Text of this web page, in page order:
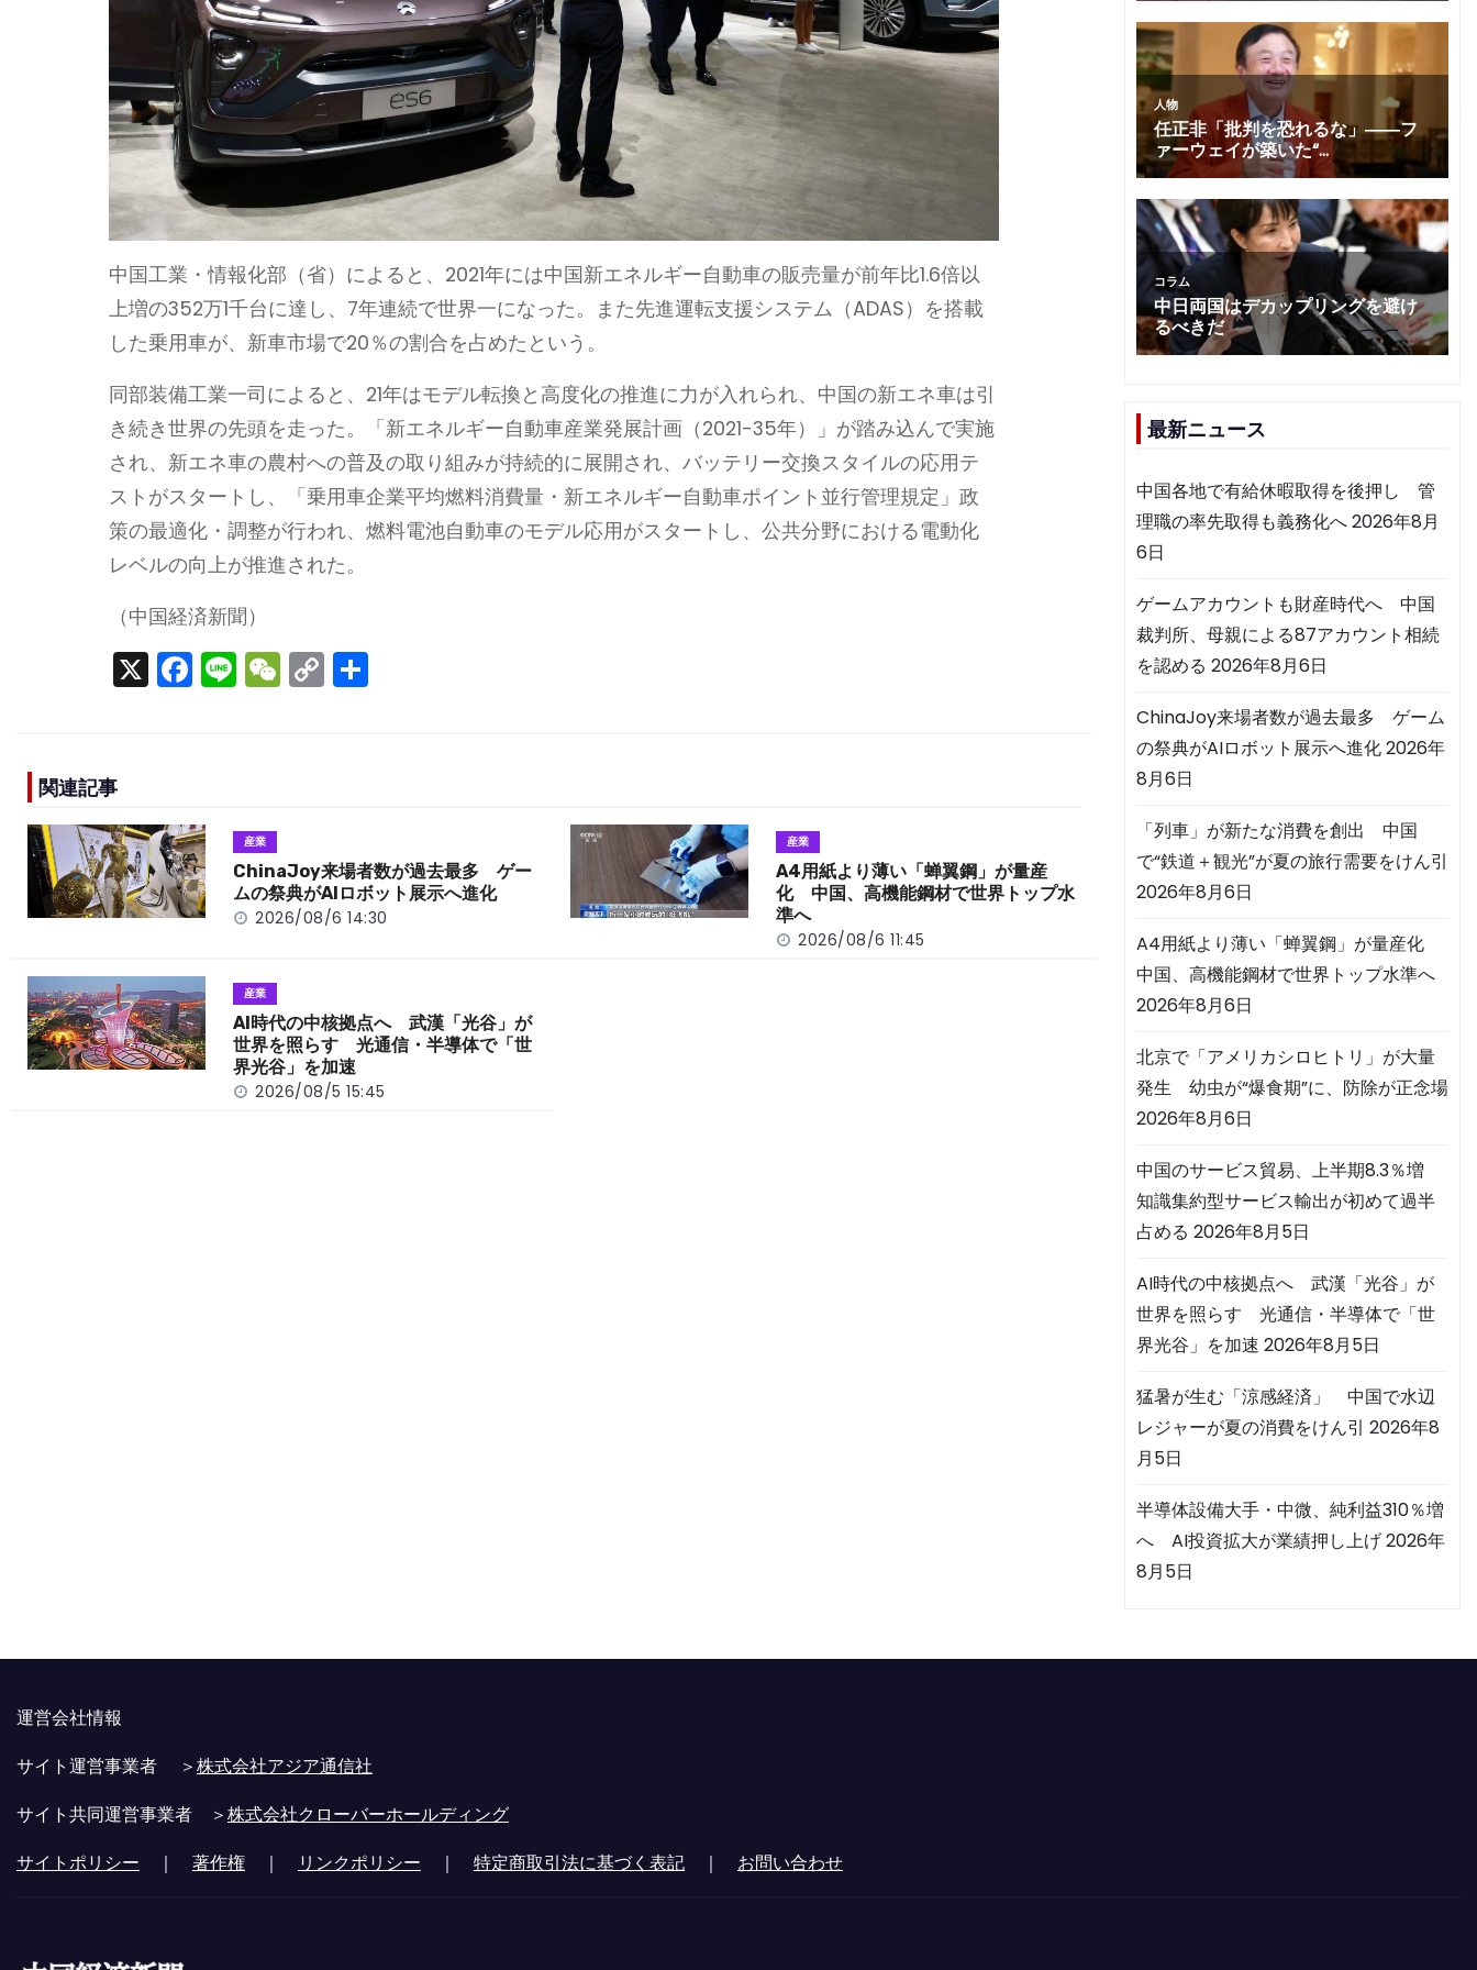
中国工業・情報化部（省）によると、2021年には中国新エネルギー自動車の販売量が前年比1.6倍以
上増の352万1千台に達し、7年連続で世界一になった。また先進運転支援システム（ADAS）を搭載
した乗用車が、新車市場で20％の割合を占めたという。
同部装備工業一司によると、21年はモデル転換と高度化の推進に力が入れられ、中国の新エネ車は引
き続き世界の先頭を走った。「新エネルギー自動車産業発展計画（2021-35年）」が踏み込んで実施
され、新エネ車の農村への普及の取り組みが持続的に展開され、バッテリー交換スタイルの応用テ
ストがスタートし、「乗用車企業平均燃料消費量・新エネルギー自動車ポイント並行管理規定」政
策の最適化・調整が行われ、燃料電池自動車のモデル応用がスタートし、公共分野における電動化
レベルの向上が推進された。
（中国経済新聞）
X F
a
o
o
k
Li
n
W
e
C
o
k
関連記事
産業
ChinaJoy来場者数が過去最多 ゲー
ムの祭典がAIロボット展示へ進化
2026/08/6 14:30
産業
A4用紙より薄い「蝉翼鋼」が量産
化 中国、高機能鋼材で世界トップ水
準へ
2026/08/6 11:45
産業
AI時代の中核拠点へ 武漢「光谷」が
世界を照らす 光通信・半導体で「世
界光谷」を加速
2026/08/5 15:45
最新ニュース
中国各地で有給休暇取得を後押し 管
理職の率先取得も義務化へ2026年8月
6日
ゲームアカウントも財産時代へ 中国
裁判所、母親による87アカウント相続
を認める 2026年8月6日
ChinaJoy来場者数が過去最多 ゲーム
の祭典がAIロボット展示へ進化2026年
8月6日
「列車」が新たな消費を創出 中国
で“鉄道＋観光”が夏の旅行需要をけん引
2026年8月6日
A4用紙より薄い「蝉翼鋼」が量産化
中国、高機能鋼材で世界トップ水準へ
2026年8月6日
北京で「アメリカシロヒトリ」が大量
発生 幼虫が“爆食期”に、防除が正念場
2026年8月6日
中国のサービス貿易、上半期8.3％増
知識集約型サービス輸出が初めて過半
占める 2026年8月5日
AI時代の中核拠点へ 武漢「光谷」が
世界を照らす 光通信・半導体で「世
界光谷」を加速 2026年8月5日
猛暑が生む「涼感経済」 中国で水辺
レジャーが夏の消費をけん引 2026年8
月5日
半導体設備大手・中微、純利益310％増
へ AI投資拡大が業績押し上げ2026年
8月5日
運営会社情報
サイト運営事業者 ＞株式会社アジア通信社
サイト共同運営事業者 ＞株式会社クローバーホールディング
サイトポリシー ｜ 著作権 ｜ リンクポリシー ｜ 特定商取引法に基づく表記 ｜ お問い合わせ